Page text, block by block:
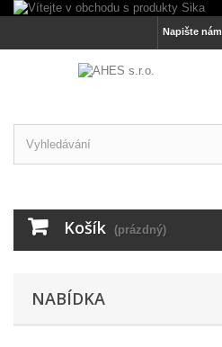
Napište nám
Košík (prázdný)
NABÍDKA